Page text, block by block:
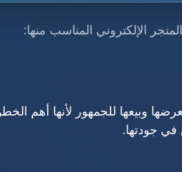
الإلكتروني المناسب منها:
وبيعها للجمهور لأنها أهم
في جودتها.